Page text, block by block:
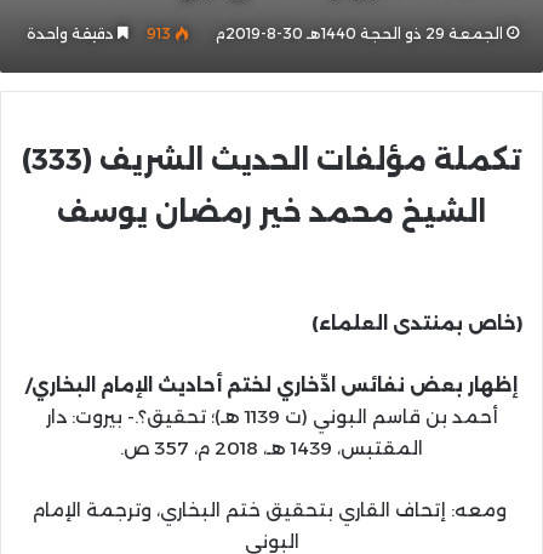
الجمعة 29 ذو الحجة 1440هـ 30-8-2019م 913 دقيقة واحدة
تكملة مؤلفات الحديث الشريف (333)
الشيخ محمد خير رمضان يوسف
(خاص بمنتدى العلماء)
إظهار بعض نفائس ادِّخاري لختم أحاديث الإمام البخاري‏/
أحمد بن قاسم البوني (ت 1139 هـ)؛ تحقيق؟.- بيروت: دار
المقتبس، 1439 هـ، 2018 م، 357 ص.
‏ومعه: إتحاف القاري بتحقيق ختم البخاري، وترجمة الإمام
البوني